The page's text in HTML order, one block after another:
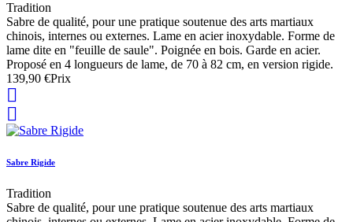
Tradition
Sabre de qualité, pour une pratique soutenue des arts martiaux
chinois, internes ou externes. Lame en acier inoxydable. Forme de
lame dite en "feuille de saule". Poignée en bois. Garde en acier.
Proposé en 4 longueurs de lame, de 70 à 82 cm, en version rigide.
139,90 €Prix


Sabre Rigide
Tradition
Sabre de qualité, pour une pratique soutenue des arts martiaux